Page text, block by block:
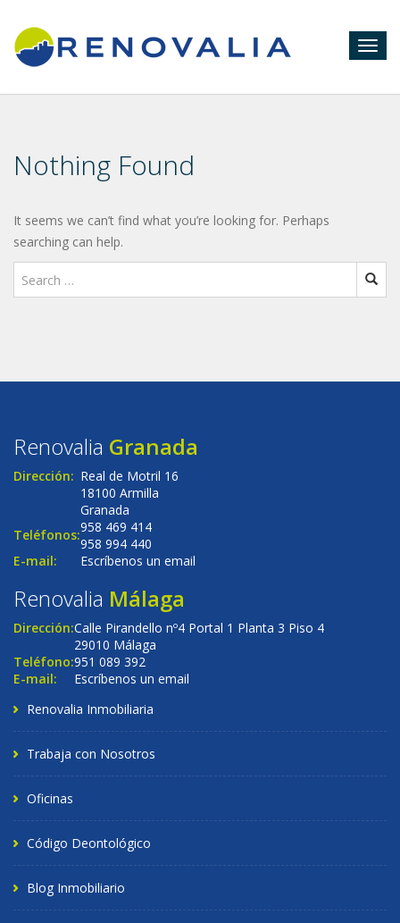
Nothing Found
It seems we can’t find what you’re looking for. Perhaps
searching can help.
Renovalia Granada
Dirección: Real de Motril 16
18100 Armilla
Granada
Teléfonos:958 469 414
958 994 440
E-mail:
Escríbenos un email
Renovalia Málaga
Dirección:Calle Pirandello nº4 Portal 1 Planta 3 Piso 4
29010 Málaga
Teléfono:951 089 392
E-mail:
Escríbenos un email
Renovalia Inmobiliaria
Trabaja con Nosotros
Oficinas
Código Deontológico
Blog Inmobiliario